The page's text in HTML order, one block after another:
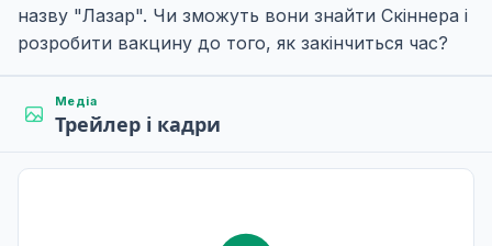
назву "Лазар". Чи зможуть вони знайти Скіннера і
розробити вакцину до того, як закінчиться час?
Медіа
Трейлер і кадри